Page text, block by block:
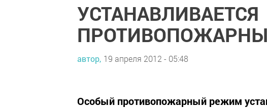
УСТАНАВЛИВАЕТСЯ
автор, 19 апреля 2012 - 05:48
Особый противопожарный режим